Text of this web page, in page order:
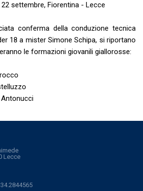
settembre, Fiorentina - Lecce
conferma della conduzione tecnica
18 a mister Simone Schipa, si riportano
le formazioni giovanili giallorosse:
Antonucci
Lecce